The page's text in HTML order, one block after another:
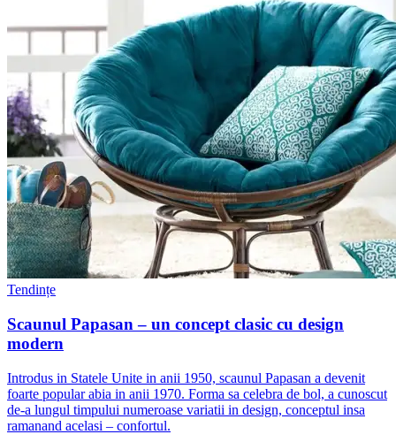
Tendințe
Scaunul Papasan – un concept clasic cu design
modern
Introdus in Statele Unite in anii 1950, scaunul Papasan a devenit
foarte popular abia in anii 1970. Forma sa celebra de bol, a cunoscut
de-a lungul timpului numeroase variatii in design, conceptul insa
ramanand acelasi – confortul.